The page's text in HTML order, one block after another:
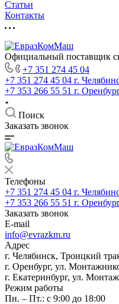
Статьи
Контакты
Официальный поставщик
+7 351 274 45 04
+7 351 274 45 04 г.
+7 353 266 55 51 г.
Поиск
Заказать звонок
Телефоны
+7 351 274 45 04 г.
+7 353 266 55 51 г.
Заказать звонок
E-mail
info@evrazkm.ru
Адрес
г. Челябинск, Троицкий
г. Оренбург, ул.
г. Екатеринбург, ул.
Режим работы
Пн. – Пт.: с 9:00 до 18:00